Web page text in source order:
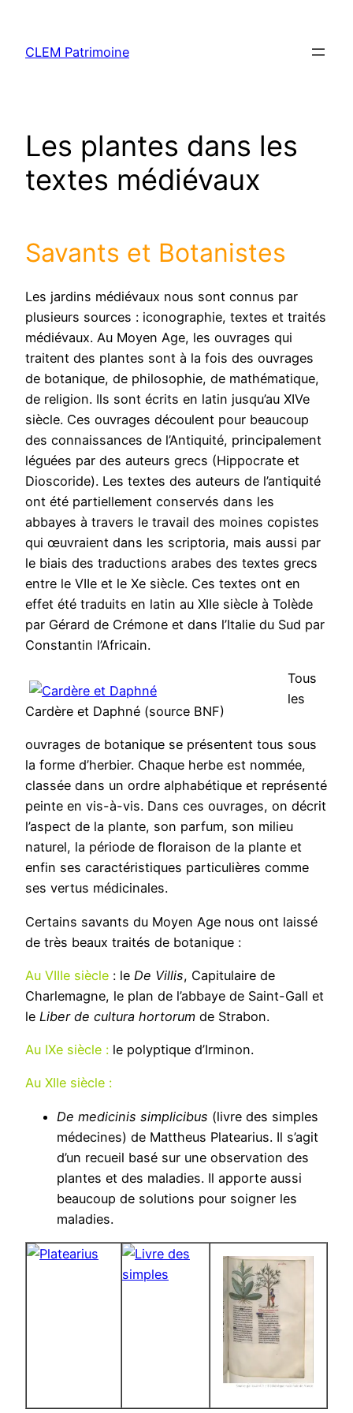
CLEM Patrimoine
Les plantes dans les
textes médiévaux
Savants et Botanistes
Les jardins médiévaux nous sont connus par
plusieurs sources : iconographie, textes et traités
médiévaux. Au Moyen Age, les ouvrages qui
traitent des plantes sont à la fois des ouvrages
de botanique, de philosophie, de mathématique,
de religion. Ils sont écrits en latin jusqu’au XIVe
siècle. Ces ouvrages découlent pour beaucoup
des connaissances de l’Antiquité, principalement
léguées par des auteurs grecs (Hippocrate et
Dioscoride). Les textes des auteurs de l’antiquité
ont été partiellement conservés dans les
abbayes à travers le travail des moines copistes
qui œuvraient dans les scriptoria, mais aussi par
le biais des traductions arabes des textes grecs
entre le VIIe et le Xe siècle. Ces textes ont en
effet été traduits en latin au XIIe siècle à Tolède
par Gérard de Crémone et dans l’Italie du Sud par
Constantin l’Africain.
Cardère et Daphné (source BNF)
Tous
les
ouvrages de botanique se présentent tous sous
la forme d’herbier. Chaque herbe est nommée,
classée dans un ordre alphabétique et représenté
peinte en vis-à-vis. Dans ces ouvrages, on décrit
l’aspect de la plante, son parfum, son milieu
naturel, la période de floraison de la plante et
enfin ses caractéristiques particulières comme
ses vertus médicinales.
Certains savants du Moyen Age nous ont laissé
de très beaux traités de botanique :
Au VIIIe siècle : le De Villis, Capitulaire de
Charlemagne, le plan de l’abbaye de Saint-Gall et
le Liber de cultura hortorum de Strabon.
Au IXe siècle : le polyptique d’Irminon.
Au XIIe siècle :
De medicinis simplicibus (livre des simples
médecines) de Mattheus Platearius. Il s’agit
d’un recueil basé sur une observation des
plantes et des maladies. Il apporte aussi
beaucoup de solutions pour soigner les
maladies.